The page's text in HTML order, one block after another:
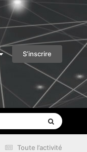
S’inscrire
Toute l’activité